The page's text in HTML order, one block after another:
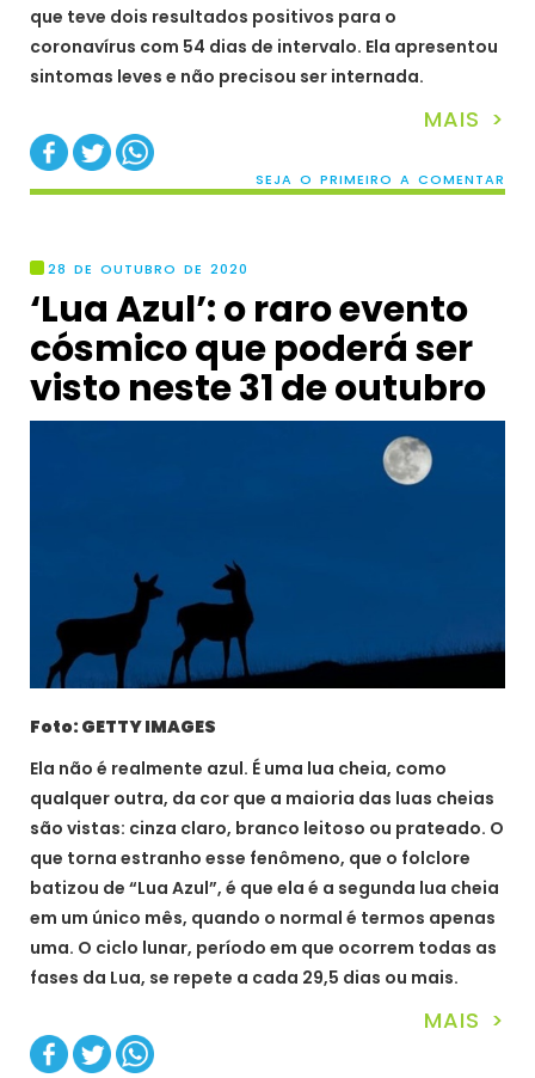
que teve dois resultados positivos para o
coronavírus com 54 dias de intervalo. Ela apresentou
sintomas leves e não precisou ser internada.
MAIS >
SEJA O PRIMEIRO A COMENTAR
28 DE OUTUBRO DE 2020
‘Lua Azul’: o raro evento
cósmico que poderá ser
visto neste 31 de outubro
Foto: GETTY IMAGES
Ela não é realmente azul. É uma lua cheia, como
qualquer outra, da cor que a maioria das luas cheias
são vistas: cinza claro, branco leitoso ou prateado. O
que torna estranho esse fenômeno, que o folclore
batizou de “Lua Azul”, é que ela é a segunda lua cheia
em um único mês, quando o normal é termos apenas
uma. O ciclo lunar, período em que ocorrem todas as
fases da Lua, se repete a cada 29,5 dias ou mais.
MAIS >